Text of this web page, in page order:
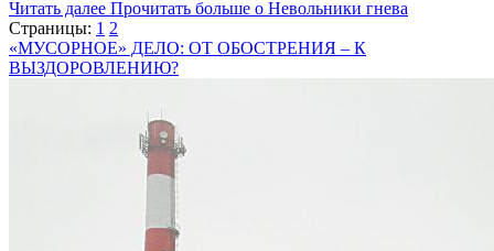
Читать далее Прочитать больше о Невольники гнева
Страницы: 1 2
«МУСОРНОЕ» ДЕЛО: ОТ ОБОСТРЕНИЯ – К
ВЫЗДОРОВЛЕНИЮ?